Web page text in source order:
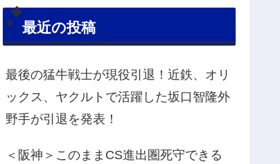
最近の投稿
最後の猛牛戦士が現役引退！近鉄、オリ
ックス、ヤクルトで活躍した坂口智隆外
野手が引退を発表！
＜阪神＞このままCS進出圏死守できる